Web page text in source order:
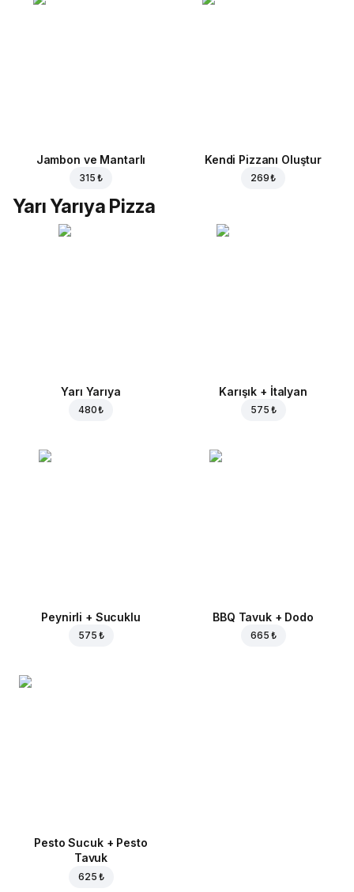
Jambon ve Mantarlı
315 ₺
Kendi Pizzanı Oluştur
269 ₺
Yarı Yarıya Pizza
Yarı Yarıya
480 ₺
Karışık + İtalyan
575 ₺
Peynirli + Sucuklu
575 ₺
BBQ Tavuk + Dodo
665 ₺
Pesto Sucuk + Pesto
Tavuk
625 ₺